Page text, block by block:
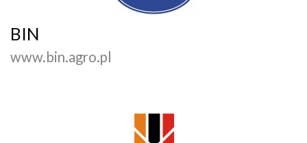
BIN
www.bin.agro.pl